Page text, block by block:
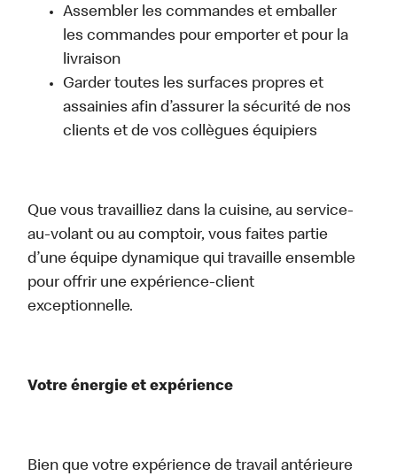
Assembler les commandes et emballer
les commandes pour emporter et pour la
livraison
Garder toutes les surfaces propres et
assainies afin d’assurer la sécurité de nos
clients et de vos collègues équipiers
Que vous travailliez dans la cuisine, au service-
au-volant ou au comptoir, vous faites partie
d’une équipe dynamique qui travaille ensemble
pour offrir une expérience-client
exceptionnelle.
Votre énergie et expérience
Bien que votre expérience de travail antérieure